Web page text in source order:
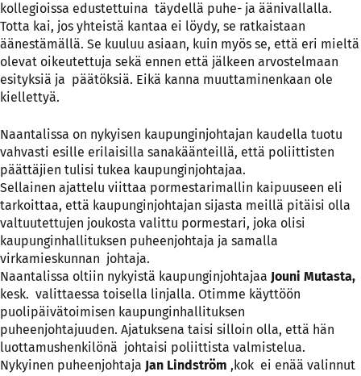
kollegioissa edustettuina täydellä puhe- ja äänivallalla.
Totta kai, jos yhteistä kantaa ei löydy, se ratkaistaan
äänestämällä. Se kuuluu asiaan, kuin myös se, että eri mieltä
olevat oikeutettuja sekä ennen että jälkeen arvostelmaan
esityksiä ja päätöksiä. Eikä kanna muuttaminenkaan ole
kiellettyä.
Naantalissa on nykyisen kaupunginjohtajan kaudella tuotu
vahvasti esille erilaisilla sanakäänteillä, että poliittisten
päättäjien tulisi tukea kaupunginjohtajaa.
Sellainen ajattelu viittaa pormestarimallin kaipuuseen eli
tarkoittaa, että kaupunginjohtajan sijasta meillä pitäisi olla
valtuutettujen joukosta valittu pormestari, joka olisi
kaupunginhallituksen puheenjohtaja ja samalla
virkamieskunnan johtaja.
Naantalissa oltiin nykyistä kaupunginjohtajaa Jouni Mutasta,
kesk. valittaessa toisella linjalla. Otimme käyttöön
puolipäivätoimisen kaupunginhallituksen
puheenjohtajuuden. Ajatuksena taisi silloin olla, että hän
luottamushenkilönä johtaisi poliittista valmistelua.
Nykyinen puheenjohtaja Jan Lindström ,kok ei enää valinnut